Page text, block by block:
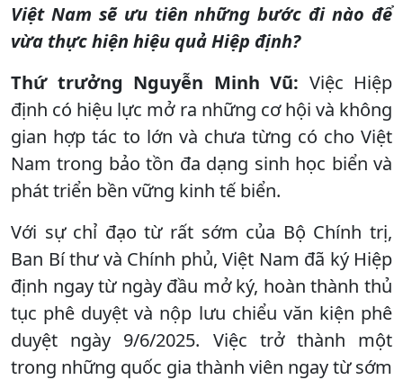
Việt Nam sẽ ưu tiên những bước đi nào để
vừa thực hiện hiệu quả Hiệp định?
Thứ trưởng Nguyễn Minh Vũ: Việc Hiệp
định có hiệu lực mở ra những cơ hội và không
gian hợp tác to lớn và chưa từng có cho Việt
Nam trong bảo tồn đa dạng sinh học biển và
phát triển bền vững kinh tế biển.
Với sự chỉ đạo từ rất sớm của Bộ Chính trị,
Ban Bí thư và Chính phủ, Việt Nam đã ký Hiệp
định ngay từ ngày đầu mở ký, hoàn thành thủ
tục phê duyệt và nộp lưu chiểu văn kiện phê
duyệt ngày 9/6/2025. Việc trở thành một
trong những quốc gia thành viên ngay từ sớm